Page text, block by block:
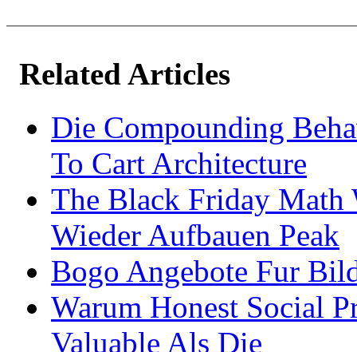
Related Articles
Die Compounding
To Cart Architecture
The Black Friday Math
Wieder Aufbauen Peak
Bogo Angebote Fur
Warum Honest Social
Valuable Als Die